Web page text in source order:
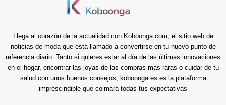
Llega al corazón de la actualidad con Koboonga.com, el sitio web de
noticias de moda que está llamado a convertirse en tu nuevo punto de
referencia diario. Tanto si quieres estar al día de las últimas innovaciones
en el hogar, encontrar las joyas de las compras más raras o cuidar de tu
salud con unos buenos consejos, koboonga.es es la plataforma
imprescindible que colmará todas tus expectativas